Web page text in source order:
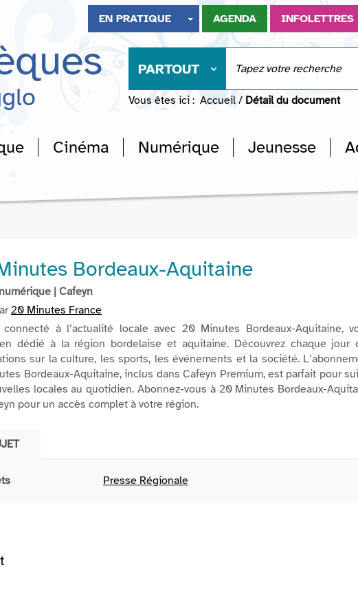
EN PRATIQUE AGENDA INFOLETTRES
PARTOUT
Vous êtes ici : Accueil / Détail du document
Cinéma Numérique Jeunesse
Bordeaux-Aquitaine
| Cafeyn
20 Minutes France
connecté à l’actualité locale avec 20 Minutes Bordeaux-Aquitaine,
dédié à la région bordelaise et aquitaine. Découvrez chaque jour
sur la culture, les sports, les événements et la société.
Bordeaux-Aquitaine, inclus dans Cafeyn Premium, est parfait pour
locales au quotidien. Abonnez-vous à 20 Minutes Bordeaux-
pour un accès complet à votre région.
Presse Régionale